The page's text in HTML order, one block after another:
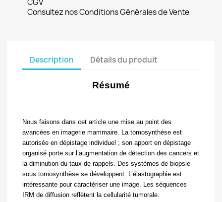
CGV
Consultez nos Conditions Générales de Vente
Description Détails du produit
Résumé
Nous faisons dans cet article une mise au point des
avancées en imagerie mammaire. La tomosynthèse est
autorisée en dépistage individuel ; son apport en dépistage
organisé porte sur l’augmentation de détection des cancers et
la diminution du taux de rappels. Des systèmes de biopsie
sous tomosynthèse se développent. L’élastographie est
intéressante pour caractériser une image. Les séquences
IRM de diffusion reflètent la cellularité tumorale.